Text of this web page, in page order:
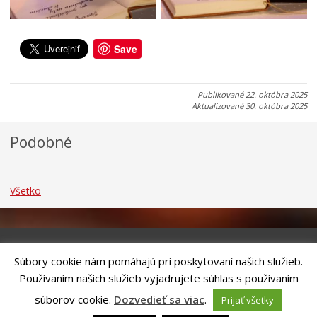
Save
Publikované22. októbra 2025
Aktualizované30. októbra 2025
Podobné
.
0
.
6
.
0
.
6
.
0
.
6
Všetko
Riešenie ANTIK SMART CITY
| Technický prevádzkovateľ – MVI
Technology, s.r.o.
Správca webového sídla: Mesto Kežmarok, Hlavné námestie, 060 01
Kežmarok, tel.: +421524660111
Súbory cookie nám pomáhajú pri poskytovaní našich služieb.
Používaním našich služieb vyjadrujete súhlas s používaním
súborov cookie. Dozvedieť sa viac. Prijať všetky